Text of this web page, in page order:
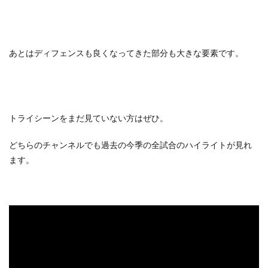
あとはディフェンスも良くなってきた部分も大きな要素です。
トライシーンをまだ見ていない方はぜひ。
どちらのチャンネルでも過去の今季の全試合のハイライトが見れ
ます。